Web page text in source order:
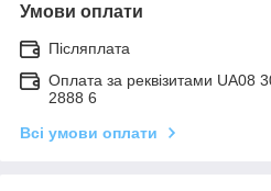
Умови оплати
Післяплата
Оплата за реквізитами UA08
2888 6
Всі умови оплати